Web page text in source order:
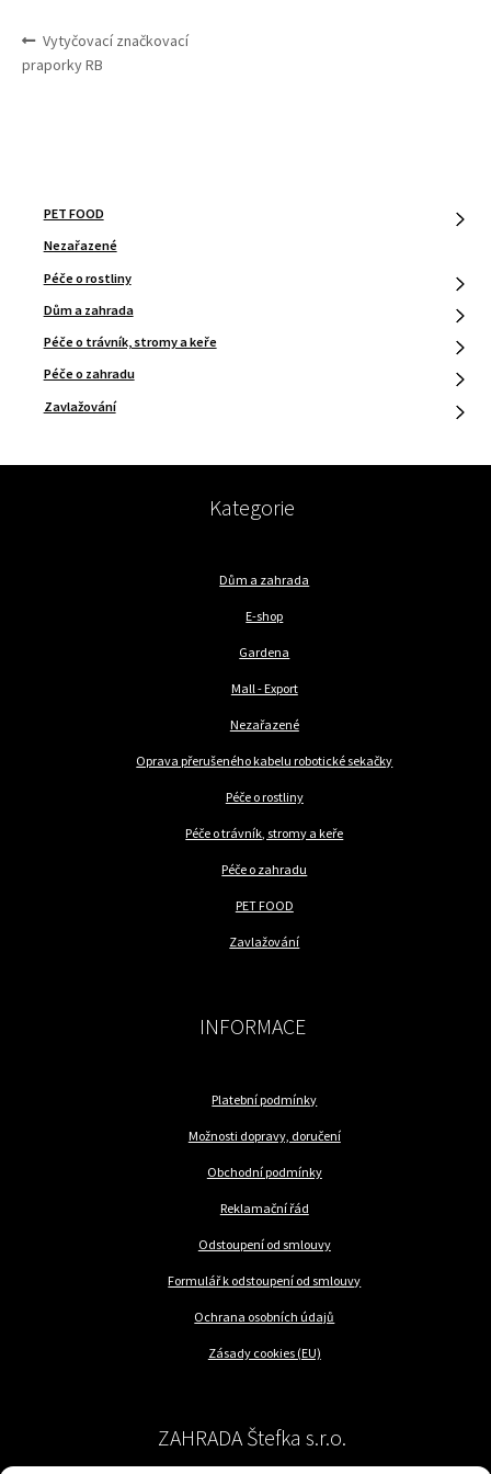
NAVIGACE
PRO
Předchozí
příspěvek:
Vytyčovací značkovací
praporky RB
PET FOOD
Nezařazené
Péče o rostliny
Dům a zahrada
Péče o trávník, stromy a keře
Péče o zahradu
Zavlažování
Kategorie
Dům a zahrada
E-shop
Gardena
Mall - Export
Nezařazené
Oprava přerušeného kabelu robotické sekačky
Péče o rostliny
Péče o trávník, stromy a keře
Péče o zahradu
PET FOOD
Zavlažování
INFORMACE
Platební podmínky
Možnosti dopravy, doručení
Obchodní podmínky
Reklamační řád
Odstoupení od smlouvy
Formulář k odstoupení od smlouvy
Ochrana osobních údajů
Zásady cookies (EU)
ZAHRADA Štefka s.r.o.